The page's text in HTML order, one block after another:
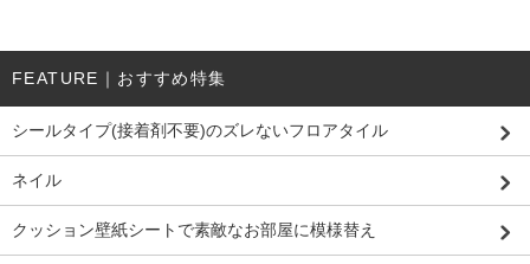
FEATURE｜おすすめ特集
シールタイプ(接着剤不要)のズレないフロアタイル
ネイル
クッション壁紙シートで素敵なお部屋に模様替え